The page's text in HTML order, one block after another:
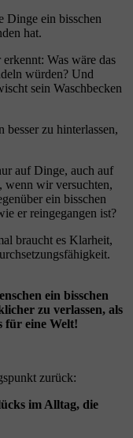
Dinge ein bisschen
hat.
Was wäre das
würden? Und
sein Waschbecken
besser zu hinterlassen,
auf Dinge, auch auf
wenn wir versuchten,
ein bisschen
er reingegangen ist?
braucht es Klarheit,
ein bisschen
zu verlassen, als
für eine Welt!
zurück:
im Alltag, die